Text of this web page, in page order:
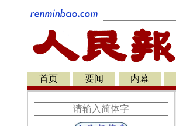
首页 要闻 内幕